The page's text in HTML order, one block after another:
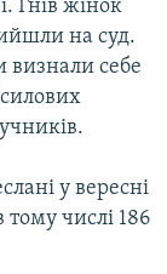
Гнів жінок
на суд.
визнали себе
у вересні
числі 186